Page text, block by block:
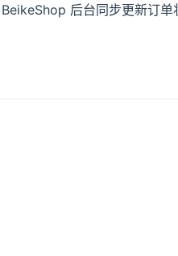
后台同步更新订单